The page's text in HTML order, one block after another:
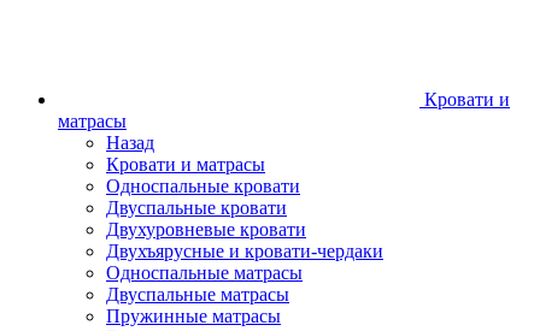
Кровати и
матрасы
Назад
Кровати и матрасы
Односпальные кровати
Двуспальные кровати
Двухуровневые кровати
Двухъярусные и кровати-чердаки
Односпальные матрасы
Двуспальные матрасы
Пружинные матрасы